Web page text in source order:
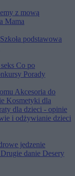
z mową
Mama
Szkoła podstawowa
Co po
Porady
Akcesoria do
Kosmetyki dla
dla dzieci - opinie
i odżywianie dzieci
jedzenie
Drugie danie Desery